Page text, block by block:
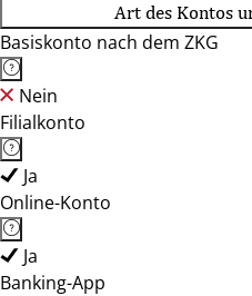
Art des Kontos
Basiskonto nach dem ZKG
Nein
Filialkonto
Ja
Online-Konto
Ja
Banking-App